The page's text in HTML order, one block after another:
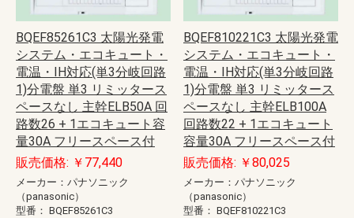
BQEF85261C3 太陽光発電
システム・エコキュート・
電温・IH対応(単3分岐回路
1)分電盤 単3 リミッタース
ペースなし 主幹ELB50A 回
路数26 + 1エコキュート容
量30A フリースペース付
販売価格: ￥77,440
メーカー：パナソニック
（panasonic）
型番： BQEF85261C3
BQEF810221C3 太陽光発電
システム・エコキュート・
電温・IH対応(単3分岐回路
1)分電盤 単3 リミッタース
ペースなし 主幹ELB100A
回路数22 + 1エコキュート
容量30A フリースペース付
販売価格: ￥80,025
メーカー：パナソニック
（panasonic）
型番： BQEF810221C3